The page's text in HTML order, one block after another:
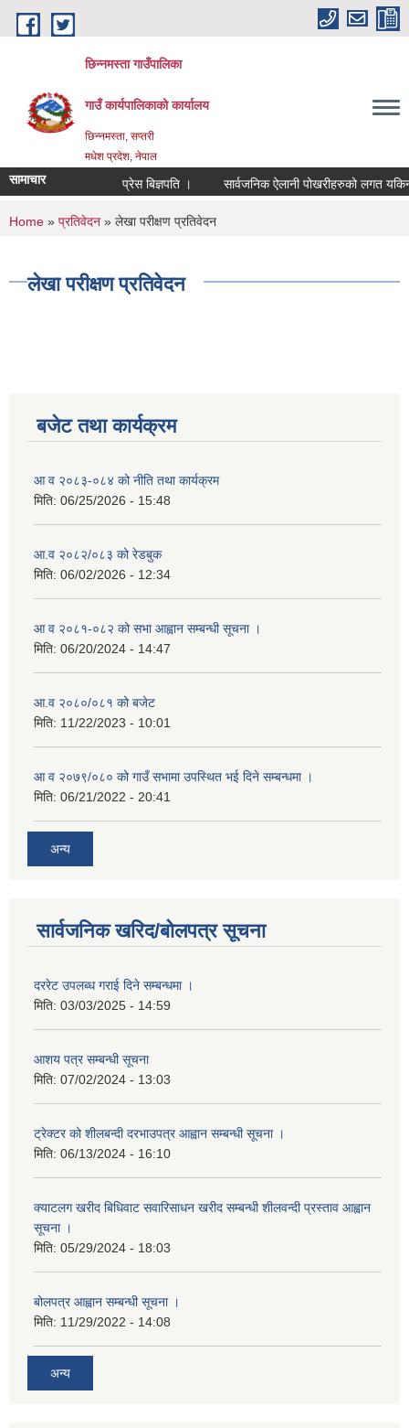
Skip to main content
छिन्नमस्ता गाउँपालिका
गाउँ कार्यपालिकाको कार्यालय
छिन्नमस्ता, सप्तरी
मधेश प्रदेश, नेपाल
सामाचार प्रेस बिज्ञपति । सार्वजनिक ऐलानी पोखरीहरुको लगत यकिन
You are here
Home » प्रतिवेदन » लेखा परीक्षण प्रतिवेदन
लेखा परीक्षण प्रतिवेदन
बजेट तथा कार्यक्रम
आ व २०८३-०८४ को नीति तथा कार्यक्रम
मिति: 06/25/2026 - 15:48
आ.व २०८२/०८३ को रेडबुक
मिति: 06/02/2026 - 12:34
आ व २०८१-०८२ को सभा आह्वान सम्बन्धी सूचना ।
मिति: 06/20/2024 - 14:47
आ.व २०८०/०८१ को बजेट
मिति: 11/22/2023 - 10:01
आ व २०७९/०८० को गाउँ सभामा उपस्थित भई दिने सम्बन्धमा ।
मिति: 06/21/2022 - 20:41
अन्य
सार्वजनिक खरिद/बोलपत्र सूचना
दररेट उपलब्ध गराई दिने सम्बन्धमा ।
मिति: 03/03/2025 - 14:59
आशय पत्र सम्बन्धी सूचना
मिति: 07/02/2024 - 13:03
ट्रेक्टर को शीलबन्दी दरभाउपत्र आह्वान सम्बन्धी सूचना ।
मिति: 06/13/2024 - 16:10
क्याटलग खरीद बिधिवाट सवारिसाधन खरीद सम्बन्धी शीलवन्दी प्रस्ताव आह्वान
सूचना ।
मिति: 05/29/2024 - 18:03
बोलपत्र आह्वान सम्बन्धी सूचना ।
मिति: 11/29/2022 - 14:08
अन्य